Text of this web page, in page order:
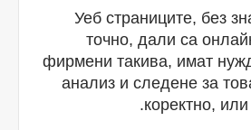
Уеб страниците, без
точно, дали са
фирмени такива, имат
анализ и следене за
коректно,